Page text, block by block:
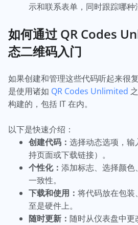
示和联系表单，同时跟踪哪种
如何通过 QR Codes
态二维码入门
如果创建和管理这些代码听起来很
是使用诸如 QR Codes Unlimited
构建的，包括 IT 在内。
以下是快速介绍：
创建代码： 选择动态选项，输
持页面或下载链接）。
个性化： 添加标志、选择颜
一致性。
下载和使用： 将代码放在包
至是硬件上。
随时更新： 随时从仪表盘中